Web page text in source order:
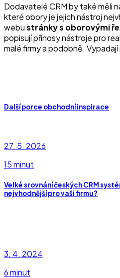
Dodavatelé CRM by také měli
které obory je jejich nástroj
webustránky s oborovými
popisují přínosy nástroje pro
malé firmy a podobně.
Další porce obchodní inspirace
27. 5. 2026
15 minut
Velké srovnání českých CRM
nejvhodnější pro vaši firmu?
3. 4. 2024
6 minut